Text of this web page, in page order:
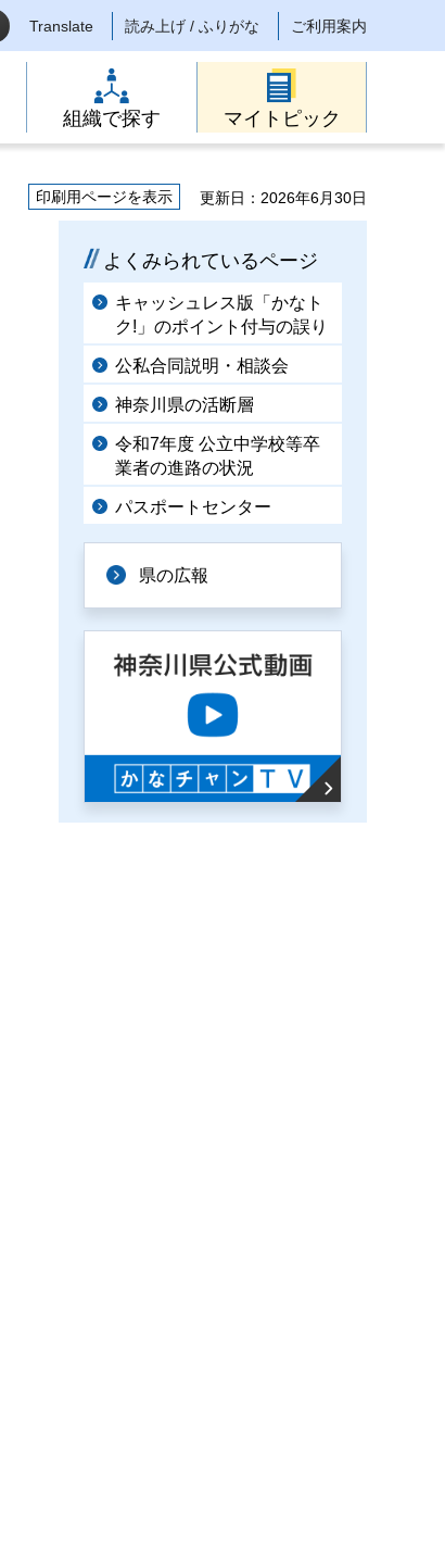
Translate 読み上げ / ふりがな ご利用案内
組織で探す マイトピック
印刷用ページを表示
更新日：2026年6月30日
よくみられているページ
キャッシュレス版「かなト
ク!」のポイント付与の誤り
公私合同説明・相談会
神奈川県の活断層
令和7年度 公立中学校等卒
業者の進路の状況
パスポートセンター
県の広報